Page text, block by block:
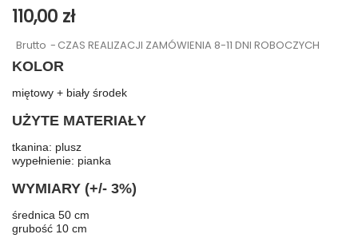
110,00 zł
Brutto CZAS REALIZACJI ZAMÓWIENIA 8-11 DNI ROBOCZYCH
KOLOR
miętowy + biały środek
UŻYTE MATERIAŁY
tkanina: plusz
wypełnienie: pianka
WYMIARY (+/- 3%)
średnica 50 cm
grubość 10 cm